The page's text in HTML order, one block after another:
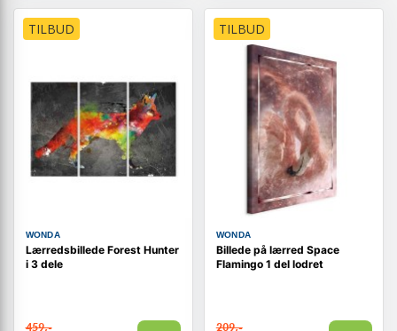
TILBUD
WONDA
Lærredsbillede Forest Hunter
i 3 dele
459,-
TILBUD
WONDA
Billede på lærred Space
Flamingo 1 del lodret
209,-